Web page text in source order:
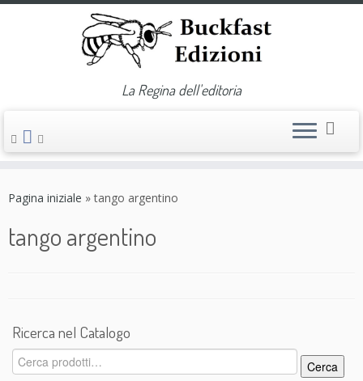
La Regina dell'editoria
Pagina iniziale » tango argentino
tango argentino
Ricerca nel Catalogo
Cerca:
Cerca